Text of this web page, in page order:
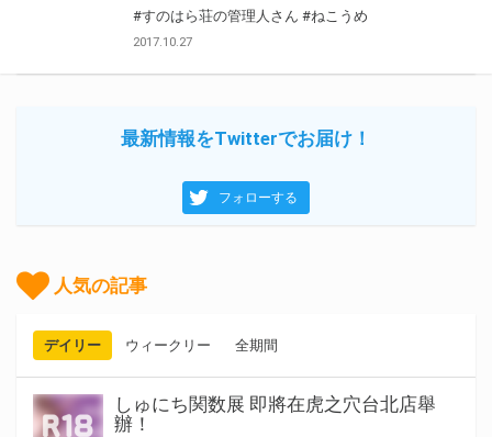
#すのはら荘の管理人さん #ねこうめ
2017.10.27
最新情報をTwitterでお届け！
フォローする
人気の記事
デイリー ウィークリー 全期間
しゅにち関数展 即將在虎之穴台北店舉
辦！